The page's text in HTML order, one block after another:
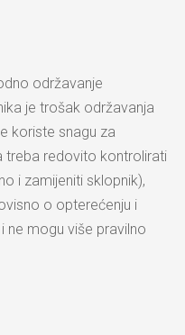
održavanje
je trošak održavanja
koriste snagu za
treba redovito kontrolirati
i zamijeniti sklopnik),
o opterećenju i
ne mogu više pravilno